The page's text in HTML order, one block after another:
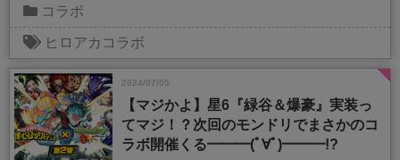
コラボ
ヒロアカコラボ
2024/07/05
【マジかよ】星6『緑谷＆爆豪』実装っ
てマジ！？次回のモンドリでまさかのコ
ラボ開催くる━━━(ﾟ∀ﾟ)━━━!?